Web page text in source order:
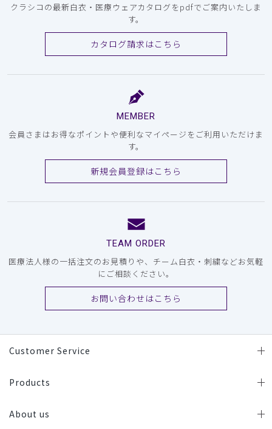
クラシコの最新白衣・医療ウェアカタログをpdfでご案内いたしま
す。
カタログ請求はこちら
MEMBER
会員さまはお得なポイントや便利なマイページをご利用いただけま
す。
新規会員登録はこちら
TEAM ORDER
医療法人様の一括注文のお見積りや、チーム白衣・刺繍などお気軽
にご相談ください。
お問い合わせはこちら
Customer Service
Products
About us